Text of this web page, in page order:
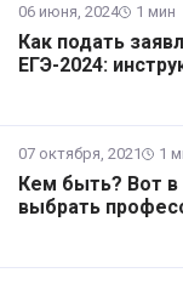
06 июня, 2024 1 мин
Как подать
ЕГЭ-2024:
07 октября, 2021 1
Кем быть? Вот в
выбрать